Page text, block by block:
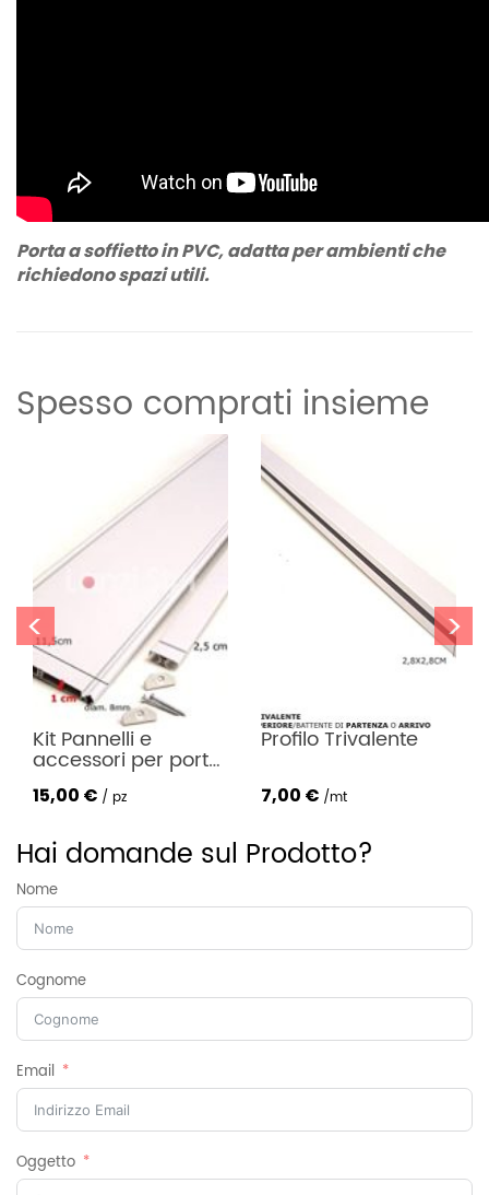
Porta a soffietto in PVC, adatta per ambienti che
richiedono spazi utili.
11 kg
Spesso comprati insieme
<
Kit Pannelli e
accessori per porte
a Soffietto – Altezza
220cm
15,00 € pz
Profilo Trivalente
7,00 € mt
>
Hai domande sul Prodotto?
Nome
Cognome
Email
Oggetto